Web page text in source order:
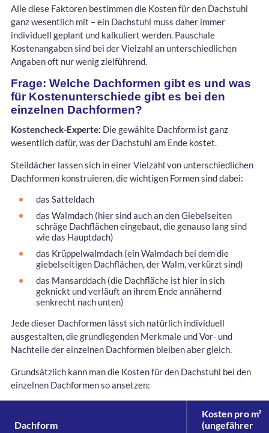
Alle diese Faktoren bestimmen die Kosten für den Dachstuhl
ganz wesentlich mit – ein Dachstuhl muss daher immer
individuell geplant und kalkuliert werden. Pauschale
Kostenangaben sind bei der Vielzahl an unterschiedlichen
Angaben oft nur wenig zielführend.
Frage: Welche Dachformen gibt es und was
für Kostenunterschiede gibt es bei den
einzelnen Dachformen?
Kostencheck-Experte: Die gewählte Dachform ist ganz
wesentlich dafür, was der Dachstuhl am Ende kostet.
Steildächer lassen sich in einer Vielzahl von unterschiedlichen
Dachformen konstruieren, die wichtigen Formen sind dabei:
das Satteldach
das Walmdach (hier sind auch an den Giebelseiten
schräge Dachflächen eingebaut, die genauso lang sind
wie das Hauptdach)
das Krüppelwalmdach (ein Walmdach bei dem die
giebelseitigen Dachflächen, der Walm, verkürzt sind)
das Mansarddach (die Dachfläche ist hier in sich
geknickt und verläuft an ihrem Ende annähernd
senkrecht nach unten)
Jede dieser Dachformen lässt sich natürlich individuell
ausgestalten, die grundlegenden Merkmale und Vor- und
Nachteile der einzelnen Dachformen bleiben aber gleich.
Grundsätzlich kann man die Kosten für den Dachstuhl bei den
einzelnen Dachformen so ansetzen:
Dachform
Kosten pro m²
(ungefährer